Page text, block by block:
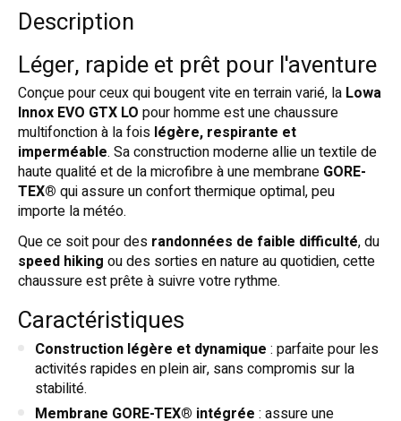
Description
Léger, rapide et prêt pour l'aventure
Conçue pour ceux qui bougent vite en terrain varié, la Lowa
Innox EVO GTX LO pour homme est une chaussure
multifonction à la fois légère, respirante et
imperméable. Sa construction moderne allie un textile de
haute qualité et de la microfibre à une membrane GORE-
TEX® qui assure un confort thermique optimal, peu
importe la météo.
Que ce soit pour des randonnées de faible difficulté, du
speed hiking ou des sorties en nature au quotidien, cette
chaussure est prête à suivre votre rythme.
Caractéristiques
Construction légère et dynamique : parfaite pour les
activités rapides en plein air, sans compromis sur la
stabilité.
Membrane GORE-TEX® intégrée : assure une